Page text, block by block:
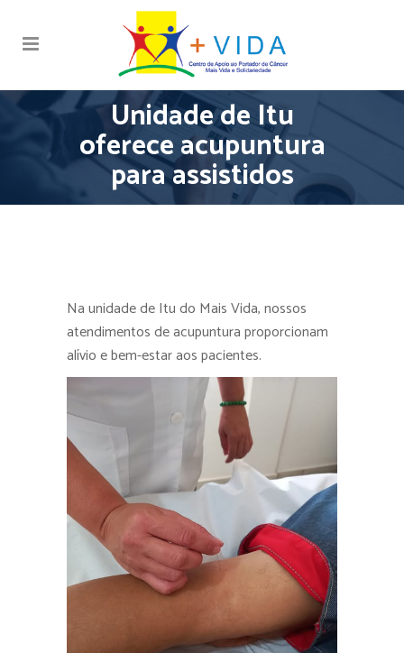
Unidade de Itu
oferece acupuntura
para assistidos
Na unidade de Itu do Mais Vida, nossos
atendimentos de acupuntura proporcionam
alívio e bem-estar aos pacientes.